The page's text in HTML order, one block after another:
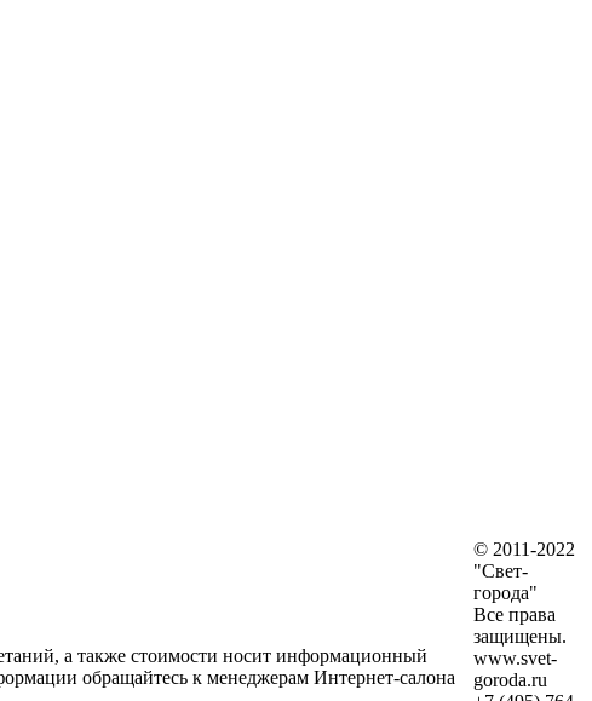
а также стоимости носит информационный
обращайтесь к менеджерам Интернет-салона
© 2011-2022
"Свет-
города"
Все права
защищены.
www.svet-
goroda.ru